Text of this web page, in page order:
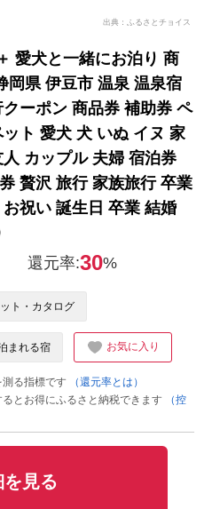
出典：ふるさとチョイス
愛犬と一緒にお泊り 商
岡県 伊豆市 温泉 温泉宿
ーポン 商品券 補助券 ペ
ト 愛犬 犬 いぬ イヌ 家
カップル 夫婦 宿泊券
贅沢 旅行 家族旅行 卒業
祝い 誕生日 卒業 結婚
還元率:30%
ト・カタログ
まれる宿 お気に入り
る指標です
（還元率とは）
とお得にふるさと納税できます
（控
見る